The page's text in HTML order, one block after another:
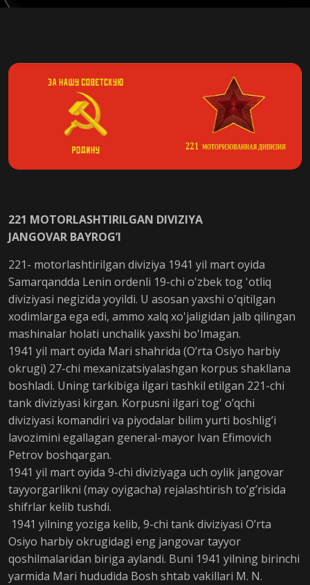
221 MOTORLASHTIRILGAN DIVIZIYA
JANGOVAR BAYROG’I
221- motorlashtirilgan diviziya 1941 yil mart oyida
Samarqandda Lenin ordenli 19-chi o'zbek tog 'otliq
diviziyasi negizida yoyildi. U asosan yaxshi o'qitilgan
xodimlarga ega edi, ammo xalq xo'jaligidan jalb qilingan
mashinalar holati unchalik yaxshi bo'lmagan.
1941 yil mart oyida Mari shahrida (O’rta Osiyo harbiy
okrugi) 27-chi mexanizatsiyalashgan korpus shakllana
boshladi. Uning tarkibiga ilgari tashkil etilgan 221-chi
tank diviziyasi kirgan. Korpusni ilgari tog' o’qchi
diviziyasi komandiri va piyodalar bilim yurti boshlig’i
lavozimini egallagan general-mayor Ivan Efimovich
Petrov boshqargan.
1941 yil mart oyida 9-chi diviziyaga uch oylik jangovar
tayyorgarlikni (may oyigacha) rejalashtirish to’g’risida
shifrlar kelib tushdi.
1941 yilning yoziga kelib, 9-chi tank diviziyasi O’rta
Osiyo harbiy okrugidagi eng jangovar tayyor
qoshilmalaridan biriga aylandi. Buni 1941 yilning birinchi
yarmida Mari hududida Bosh shtab vakillari M. N.